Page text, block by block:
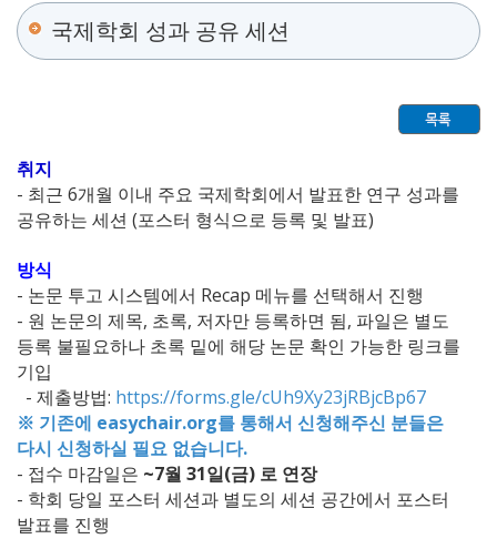
국제학회 성과 공유 세션
취지
- 최근 6개월 이내 주요 국제학회에서 발표한 연구 성과를
공유하는 세션 (포스터 형식으로 등록 및 발표)
방식
- 논문 투고 시스템에서 Recap 메뉴를 선택해서 진행
- 원 논문의 제목, 초록, 저자만 등록하면 됨, 파일은 별도
등록 불필요하나 초록 밑에 해당 논문 확인 가능한 링크를
기입
- 제출방법: https://forms.gle/cUh9Xy23jRBjcBp67
※ 기존에 easychair.org를 통해서 신청해주신 분들은
다시 신청하실 필요 없습니다.
- 접수 마감일은 ~7월 31일(금) 로 연장
- 학회 당일 포스터 세션과 별도의 세션 공간에서 포스터
발표를 진행